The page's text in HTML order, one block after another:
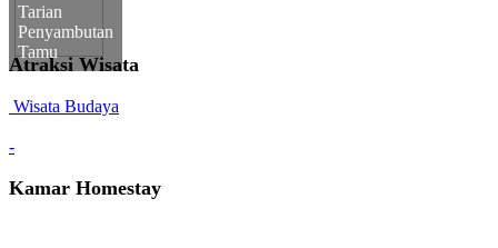
Tarian
Penyambutan
Tamu
Atraksi Wisata
Wisata Budaya
-
Kamar Homestay